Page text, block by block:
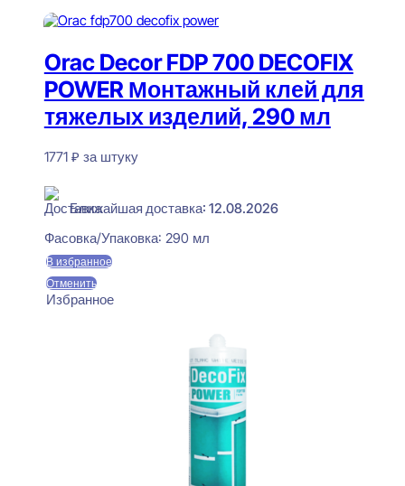
Orac Decor FDP 700 DECOFIX
POWER Монтажный клей для
тяжелых изделий, 290 мл
1771 ₽ за штуку
Ближайшая доставка: 12.08.2026
Фасовка/Упаковка: 290 мл
В избранное
Отменить
Избранное